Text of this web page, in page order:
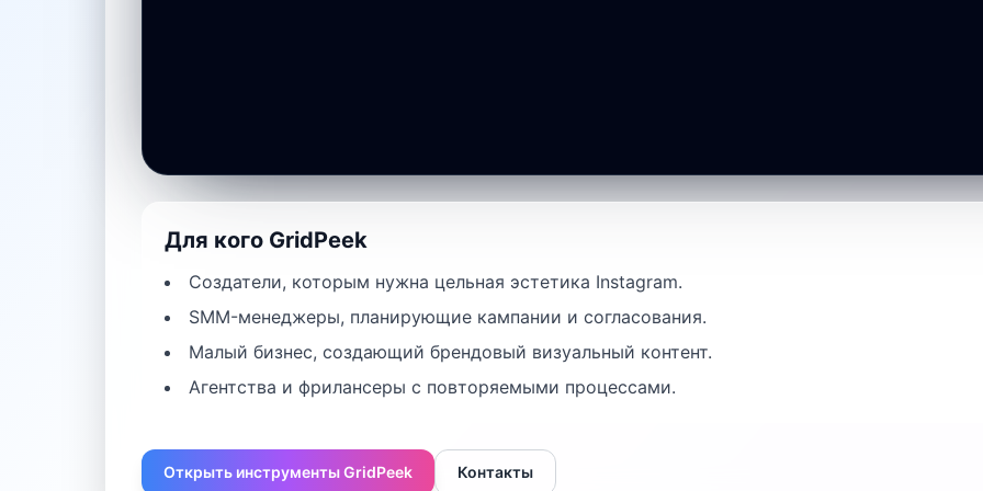
Для кого GridPeek
Создатели, которым нужна цельная эстетика Instagram.
SMM-менеджеры, планирующие кампании и согласования.
Малый бизнес, создающий брендовый визуальный контент.
Агентства и фрилансеры с повторяемыми процессами.
Открыть инструменты GridPeek Контакты